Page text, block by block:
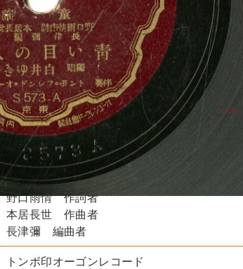
白井ゆき子 実演家
トンボ・フレンド・オーケストラ 演奏者
野口雨情 作詞者
本居長世 作曲者
長津彌 編曲者
トンボ印オーゴンレコード